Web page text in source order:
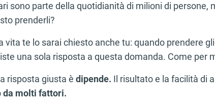
sono parte della quotidianità di milioni di persone,
prenderli?
vita te lo sarai chiesto anche tu: quando prendere
una sola risposta a questa domanda. Come per
risposta giusta è dipende. Il risultato e la facilità di
da molti fattori.